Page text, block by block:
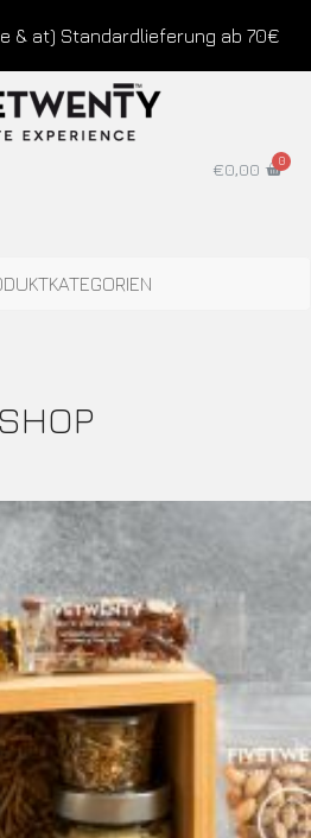
& at) Standardlieferung ab 70€
€0,00
SHOP